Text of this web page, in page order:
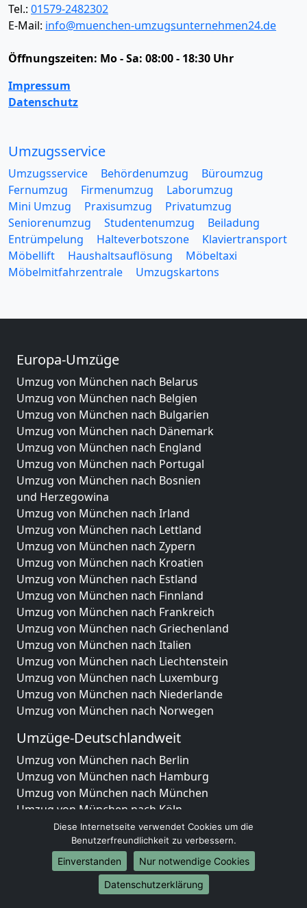
Tel.: 01579-2482302
E-Mail: info@muenchen-umzugsunternehmen24.de
Öffnungszeiten: Mo - Sa: 08:00 - 18:30 Uhr
Impressum
Datenschutz
Umzugsservice
Umzugsservice Behördenumzug
Büroumzug
Fernumzug
Firmenumzug
Laborumzug
Mini Umzug
Praxisumzug
Privatumzug
Seniorenumzug
Studentenumzug
Beiladung
Entrümpelung
Halteverbotszone
Klaviertransport
Möbellift
Haushaltsauflösung
Möbeltaxi
Möbelmitfahrzentrale
Umzugskartons
Europa-Umzüge
Umzug von München nach Belarus
Umzug von München nach Belgien
Umzug von München nach Bulgarien
Umzug von München nach Dänemark
Umzug von München nach England
Umzug von München nach Portugal
Umzug von München nach Bosnien
und Herzegowina
Umzug von München nach Irland
Umzug von München nach Lettland
Umzug von München nach Zypern
Umzug von München nach Kroatien
Umzug von München nach Estland
Umzug von München nach Finnland
Umzug von München nach Frankreich
Umzug von München nach Griechenland
Umzug von München nach Italien
Umzug von München nach Liechtenstein
Umzug von München nach Luxemburg
Umzug von München nach Niederlande
Umzug von München nach Norwegen
Umzüge-Deutschlandweit
Umzug von München nach Berlin
Umzug von München nach Hamburg
Umzug von München nach München
Umzug von München nach Köln
Umzug von München nach Frankfurt am Main
Umzug von München nach Stuttgart
Umzug von München nach Düsseldorf
Umzug von München nach Leipzig
Umzug von München nach Dortmund
Diese Internetseite verwendet Cookies um die
Benutzerfreundlichkeit zu verbessern.
Einverstanden
Nur notwendige Cookies
Datenschutzerklärung